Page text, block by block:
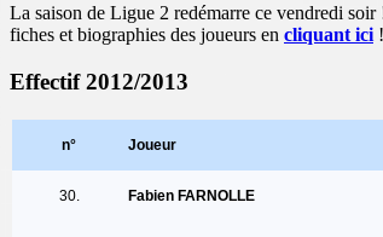
La saison de Ligue 2 redémarre ce vendredi
fiches et biographies des joueurs en cliquant ici !
Effectif 2012/2013
n° Joueur
30. Fabien FARNOLLE